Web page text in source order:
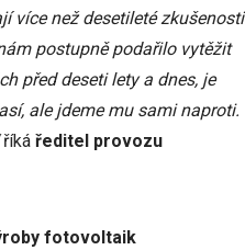
více než desetileté zkušenosti
postupně podařilo vytěžit
před deseti lety a dnes, je
ale jdeme mu sami naproti.
říká ředitel provozu
fotovoltaik